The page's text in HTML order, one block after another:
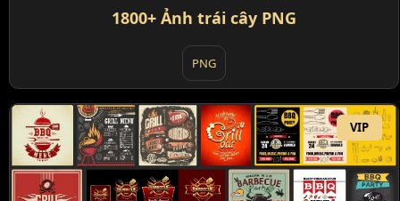
1800+ Ảnh trái cây PNG
PNG
VIP